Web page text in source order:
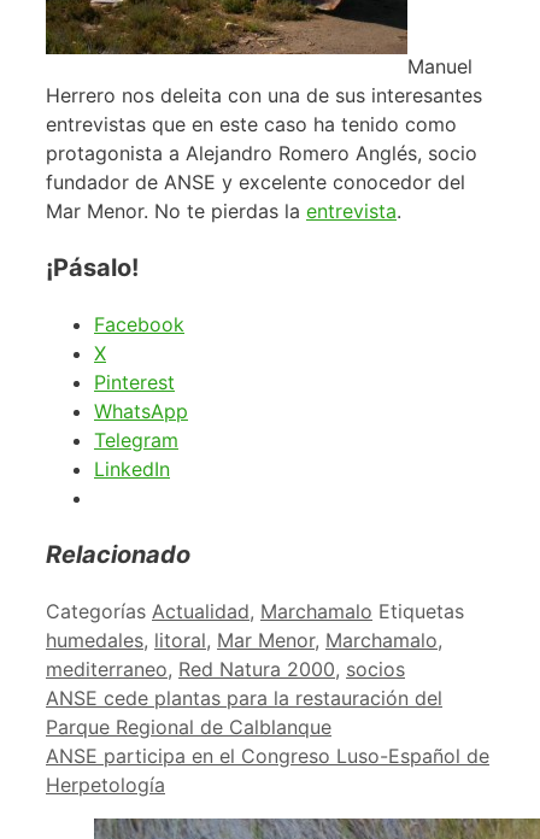
Manuel
Herrero nos deleita con una de sus interesantes
entrevistas que en este caso ha tenido como
protagonista a Alejandro Romero Anglés, socio
fundador de ANSE y excelente conocedor del
Mar Menor. No te pierdas la entrevista.
¡Pásalo!
Facebook
X
Pinterest
WhatsApp
Telegram
LinkedIn
Relacionado
Categorías Actualidad, Marchamalo Etiquetas
humedales, litoral, Mar Menor, Marchamalo,
mediterraneo, Red Natura 2000, socios
ANSE cede plantas para la restauración del
Parque Regional de Calblanque
ANSE participa en el Congreso Luso-Español de
Herpetología